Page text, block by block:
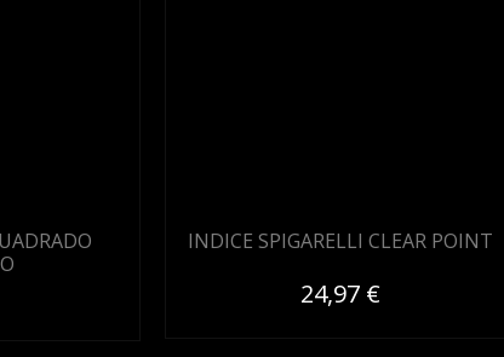
INDICE SPIGARELLI CLEAR POINT
24,97 €